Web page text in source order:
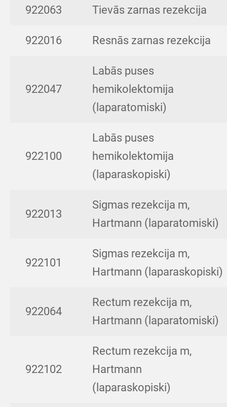
922063 Tievās zarnas rezekcija
922016 Resnās zarnas rezekcija
922047
Labās puses
hemikolektomija
(laparatomiski)
922100
Labās puses
hemikolektomija
(laparaskopiski)
922013
Sigmas rezekcija m,
Hartmann (laparatomiski)
922101
Sigmas rezekcija m,
Hartmann (laparaskopiski)
922064
Rectum rezekcija m,
Hartmann (laparatomiski)
922102
Rectum rezekcija m,
Hartmann
(laparaskopiski)